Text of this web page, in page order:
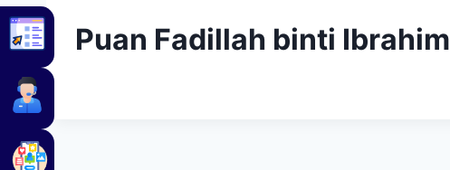
Puan Fadillah binti Ibrahim